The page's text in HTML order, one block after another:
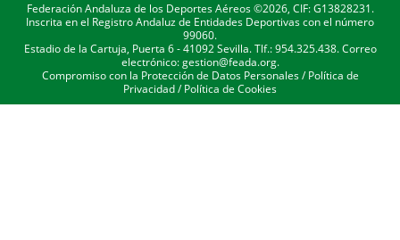
Federación Andaluza de los Deportes Aéreos ©2026, CIF: G13828231.
Inscrita en el Registro Andaluz de Entidades Deportivas con el número
99060.
Estadio de la Cartuja, Puerta 6 - 41092 Sevilla. Tlf.: 954.325.438. Correo
electrónico: gestion@feada.org.
Compromiso con la Protección de Datos Personales/Política de
Privacidad/Política de Cookies